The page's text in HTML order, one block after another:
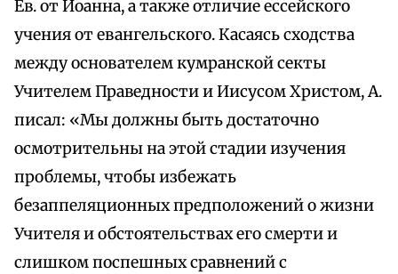
Ев. от Иоанна, а также отличие ессейского
учения от евангельского. Касаясь сходства
между основателем кумранской секты
Учителем Праведности и Иисусом Христом, А.
писал: «Мы должны быть достаточно
осмотрительны на этой стадии изучения
проблемы, чтобы избежать
безаппеляционных предположений о жизни
Учителя и обстоятельствах его смерти и
слишком поспешных сравнений с